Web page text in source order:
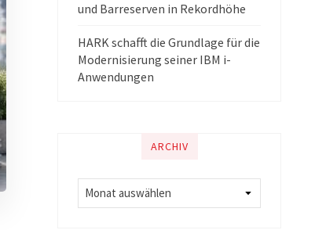
und Barreserven in Rekordhöhe
HARK schafft die Grundlage für die
Modernisierung seiner IBM i-
Anwendungen
ARCHIV